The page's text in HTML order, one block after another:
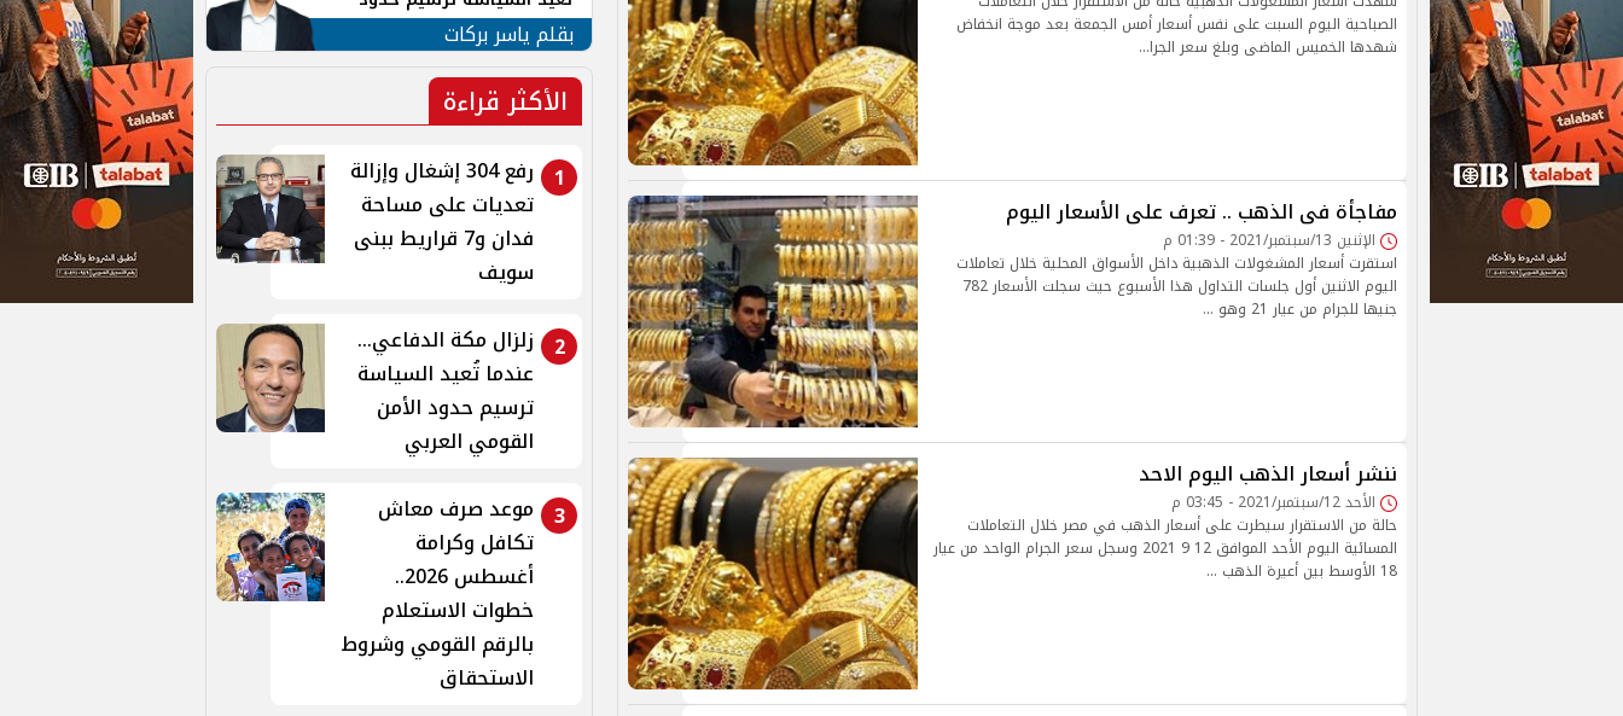
الصباحية اليوم السبت على نفس أسعار أمس الجمعة بعد موجة انخفاض
شهدها الخميس الماضى وبلغ سعر الجرا…
مفاجأة فى الذهب .. تعرف على الأسعار اليوم
الإثنين 13/سبتمبر/2021 - 01:39 م
استقرت أسعار المشغولات الذهبية داخل الأسواق المحلية خلال تعاملات
اليوم الاثنين أول جلسات التداول هذا الأسبوع حيث سجلت الأسعار 782
جنيها للجرام من عيار 21 وهو …
ننشر أسعار الذهب اليوم الاحد
الأحد 12/سبتمبر/2021 - 03:45 م
حالة من الاستقرار سيطرت على أسعار الذهب في مصر خلال التعاملات
المسائية اليوم الأحد الموافق 12 9 2021 وسجل سعر الجرام الواحد من عيار
18 الأوسط بين أعيرة الذهب …
الأمن القومي العربي
بقلم ياسر بركات
الأكثر قراءة
1
رفع 304 إشغال وإزالة
تعديات على مساحة
فدان و7 قراريط ببنى
سويف
2
زلزال مكة الدفاعي...
عندما تُعيد السياسة
ترسيم حدود الأمن
القومي العربي
3 موعد صرف معاش
تكافل وكرامة
أغسطس 2026..
خطوات الاستعلام
بالرقم القومي وشروط
الاستحقاق